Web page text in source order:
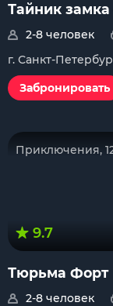
Тайник
2-8 человек
г. Санкт-
Забронировать
Приключения,
9.7
Тюрьма Форт
2-8 человек